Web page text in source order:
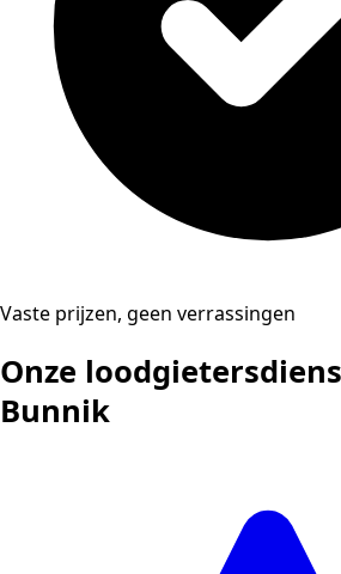
Vaste prijzen, geen verrassingen
Onze
Bunnik